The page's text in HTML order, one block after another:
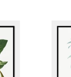
ananas